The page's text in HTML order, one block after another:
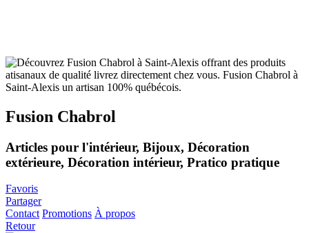
Fusion Chabrol
Articles pour l'intérieur, Bijoux, Décoration
extérieure, Décoration intérieur, Pratico pratique
Favoris
Partager
Contact Promotions À propos
Retour